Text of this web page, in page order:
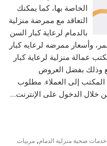
الخاصة بها، كما يمكنك
التعاقد مع ممرضة منزلية
بالدمام لرعاية كبار السن
وأسعار ممرضه لرعايه كبار
عمالة منزلية لرعاية كبار
وذلك بفضل العروض
إلى العملاء. مطلوب
خلال الدخول على الإنترنت…
خدمات صحية منزلية الدمام,مربيات